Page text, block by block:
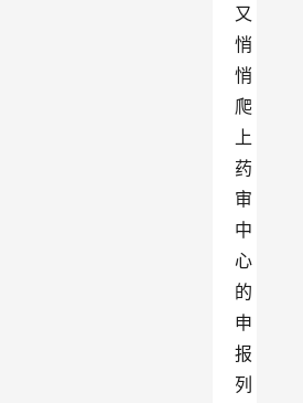
又
悄
悄
爬
上
药
审
中
心
的
申
报
列